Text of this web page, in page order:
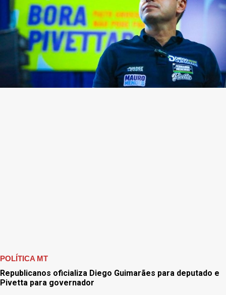
POLÍTICA MT
Republicanos oficializa Diego Guimarães para deputado e
Pivetta para governador